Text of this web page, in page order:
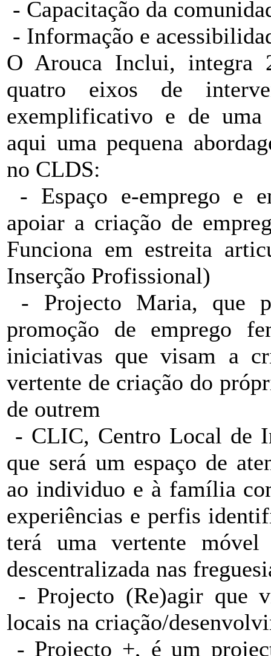
- Capacitação da
- Informação e
O Arouca Inclui, integra
quatro eixos de
exemplificativo e de
aqui uma pequena
no CLDS:
- Espaço e-emprego e
apoiar a criação de
Funciona em estreita
Inserção Profissional)
- Projecto Maria, que
promoção de emprego
iniciativas que visam a
vertente de criação do
de outrem
- CLIC, Centro Local de
que será um espaço de
ao individuo e à família
experiências e perfis
terá uma vertente
descentralizada nas
- Projecto (Re)agir que
locais na criação/
- Projecto +, é um